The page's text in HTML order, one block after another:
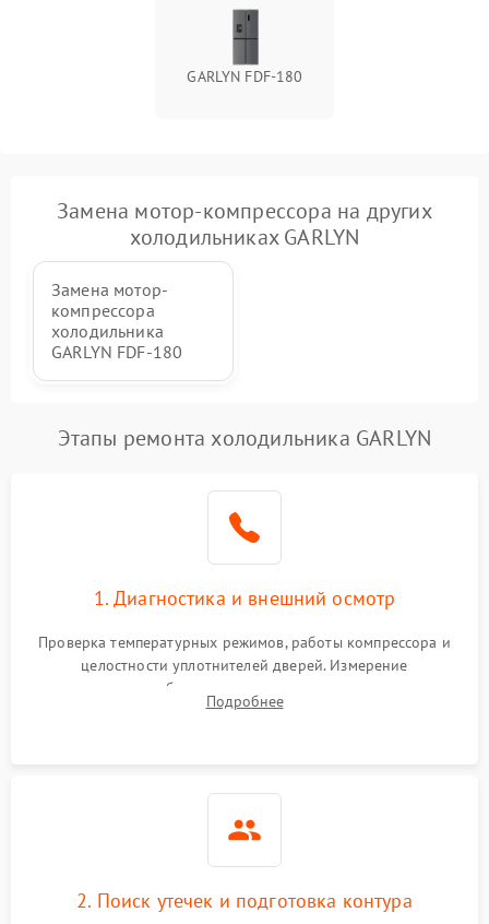
GARLYN FDF-180
Замена мотор-компрессора на других
холодильниках GARLYN
Замена мотор-
компрессора
холодильника
GARLYN FDF-180
Этапы ремонта холодильника GARLYN
1. Диагностика и внешний осмотр
Проверка температурных режимов, работы компрессора и
целостности уплотнителей дверей. Измерение
сопротивления обмоток мотора, проверка термостата и
считывание кодов ошибок с электронного дисплея.
Подробнее
2. Поиск утечек и подготовка контура